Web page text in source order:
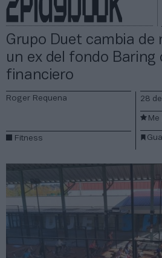
Grupo Duet cambia de
un ex del fondo Baring
financiero
Roger Requena
Fitness
28